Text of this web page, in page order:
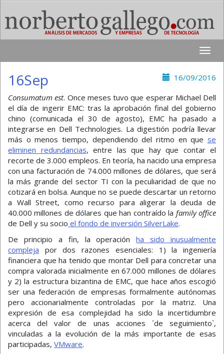
Toggle
16/09/2016
16Sep
Consumatum est. Once meses tuvo que esperar Michael Dell
el día de ingerir EMC: tras la aprobación final del gobierno
chino (comunicada el 30 de agosto), EMC ha pasado a
integrarse en Dell Technologies. La digestión podría llevar
más o menos tiempo, dependiendo del ritmo en que se
eliminen redundancias, entre las que hay que contar el
recorte de 3.000 empleos. En teoría, ha nacido una empresa
con una facturación de 74.000 millones de dólares, que será
la más grande del sector TI con la peculiaridad de que no
cotizará en bolsa. Aunque no se puede descartar un retorno
a Wall Street, como recurso para aligerar la deuda de
40.000 millones de dólares que han contraído la family office
de Dell y su socio el fondo de inversión SilverLake.
De principio a fin, la operaciónha sido inusualmente
compleja por dos razones esenciales: 1) la ingeniería
financiera que ha tenido que montar Dell para concretar una
compra valorada inicialmente en 67.000 millones de dólares
y 2) la estructura bizantina de EMC, que hace años escogió
ser una federación de empresas formalmente autónomas
pero accionarialmente controladas por la matriz. Una
expresión de esa complejidad ha sido la incertidumbre
acerca del valor de unas acciones ´de seguimiento`,
vinculadas a la evolución de la más importante de esas
participadas, VMware.